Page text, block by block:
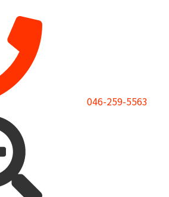
046-259-5563